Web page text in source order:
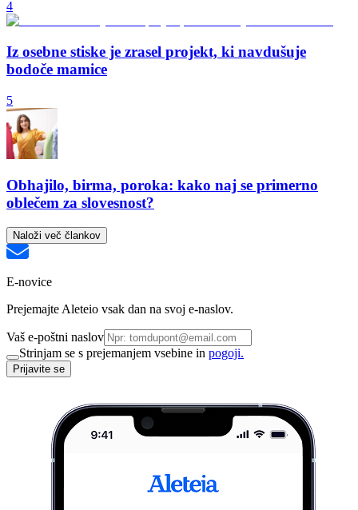
4
Iz osebne stiske je zrasel projekt, ki navdušuje
bodoče mamice
5
Obhajilo, birma, poroka: kako naj se primerno
oblečem za slovesnost?
Naloži več člankov
E-novice
Prejemajte Aleteio vsak dan na svoj e-naslov.
Vaš e-poštni naslov
Strinjam se s prejemanjem vsebine in pogoji.
Prijavite se